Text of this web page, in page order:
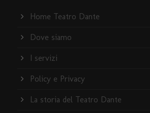
Home Teatro Dante
Dove siamo
I servizi
Policy e Privacy
La storia del Teatro Dante